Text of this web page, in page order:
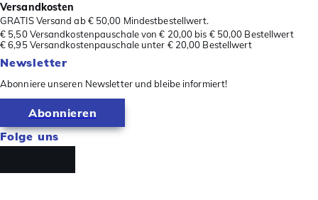
Versandkosten
GRATIS Versand ab € 50,00 Mindestbestellwert.
€ 5,50 Versandkostenpauschale von € 20,00 bis € 50,00 Bestellwert
€ 6,95 Versandkostenpauschale unter € 20,00 Bestellwert
Newsletter
Abonniere unseren Newsletter und bleibe informiert!
Abonnieren
Folge uns